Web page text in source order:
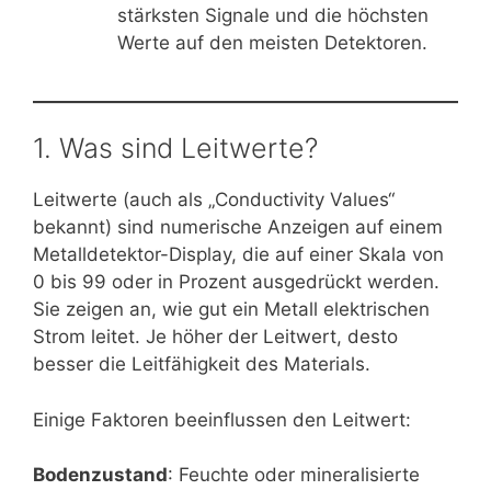
stärksten Signale und die höchsten
Werte auf den meisten Detektoren.
1. Was sind Leitwerte?
Leitwerte (auch als „Conductivity Values“
bekannt) sind numerische Anzeigen auf einem
Metalldetektor-Display, die auf einer Skala von
0 bis 99 oder in Prozent ausgedrückt werden.
Sie zeigen an, wie gut ein Metall elektrischen
Strom leitet. Je höher der Leitwert, desto
besser die Leitfähigkeit des Materials.
Einige Faktoren beeinflussen den Leitwert:
Bodenzustand: Feuchte oder mineralisierte